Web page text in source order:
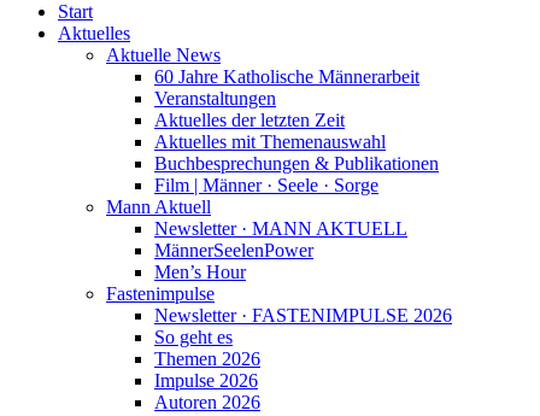
Start
Aktuelles
Aktuelle News
60 Jahre Katholische Männerarbeit
Veranstaltungen
Aktuelles der letzten Zeit
Aktuelles mit Themenauswahl
Buchbesprechungen & Publikationen
Film | Männer · Seele · Sorge
Mann Aktuell
Newsletter · MANN AKTUELL
MännerSeelenPower
Men’s Hour
Fastenimpulse
Newsletter · FASTENIMPULSE 2026
So geht es
Themen 2026
Impulse 2026
Autoren 2026